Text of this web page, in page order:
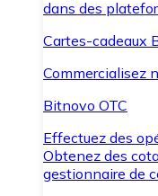
dans des
Cartes-cadeaux
Commercialisez
Bitnovo OTC
Effectuez des
Obtenez des
gestionnaire de